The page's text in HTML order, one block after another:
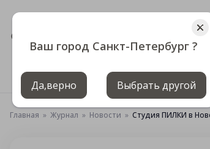
Цены
Главная Журнал Новости Студия ПИЛКИ в
Ваш город Санкт-Петербург ?
Да,верно Выбрать другой